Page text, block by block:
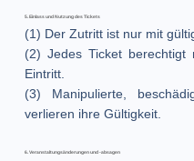
5. Einlass und Nutzung des Tickets
(1) Der Zutritt ist nur mit
(2) Jedes Ticket berechtigt
Eintritt.
(3) Manipulierte,
verlieren ihre Gültigkeit.
6. Veranstaltungsänderungen und -absagen